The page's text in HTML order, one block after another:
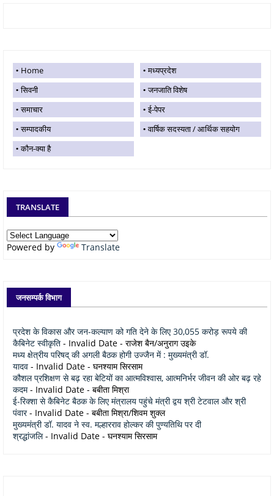
Home
मध्यप्रदेश
सिवनी
जनजाति विशेष
समाचार
ई-पेपर
सम्पादकीय
वार्षिक सदस्यता / आर्थिक सहयोग
कौन-क्या है
TRANSLATE
Powered by Translate
जनसम्पर्क विभाग
प्रदेश के विकास और जन-कल्याण को गति देने के लिए 30,055 करोड़ रूपये की
कैबिनेट स्वीकृति - Invalid Date - राजेश बैन/अनुराग उइके
मध्य क्षेत्रीय परिषद् की अगली बैठक होगी उज्जैन में : मुख्यमंत्री डॉ.
यादव - Invalid Date - घनश्याम सिरसाम
कौशल प्रशिक्षण से बढ़ रहा बेटियों का आत्मविश्वास, आत्मनिर्भर जीवन की ओर बढ़ रहे
कदम- Invalid Date - बबीता मिश्रा
ई-रिक्शा से कैबिनेट बैठक के लिए मंत्रालय पहुंचे मंत्री द्वय श्री टेटवाल और श्री
पंवार- Invalid Date - बबीता मिश्रा/शिवम शुक्ल
मुख्यमंत्री डॉ. यादव ने स्व. मल्हारराव होल्कर की पुण्यतिथि पर दी
श्रद्धांजलि- Invalid Date - घनश्याम सिरसाम